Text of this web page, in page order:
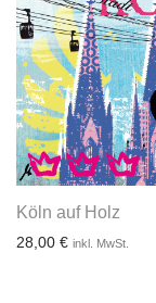
Köln auf Holz
28,00 € inkl. MwSt.